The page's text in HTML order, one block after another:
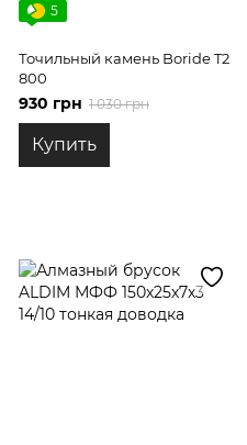
5
Точильный камень Boride T2
800
930 грн 1 030 грн
Купить